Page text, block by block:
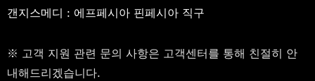
갠지스메디 : 에프페시아 핀페시아 직구
※ 고객 지원 관련 문의 사항은 고객센터를 통해 친절히 안
내해드리겠습니다.